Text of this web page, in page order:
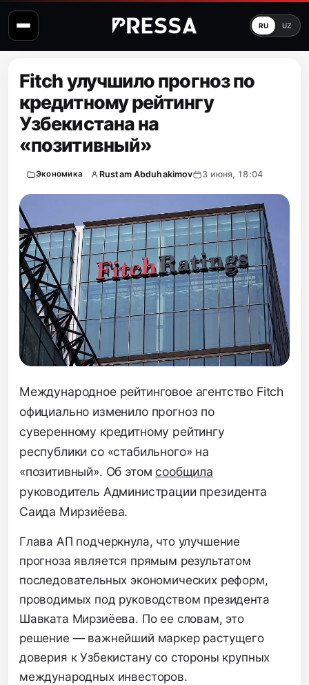
RU UZ
Fitch улучшило прогноз по
кредитному рейтингу
Узбекистана на
«позитивный»
Экономика Rustam Abduhakimov 3 июня, 18:04
Международное рейтинговое агентство Fitch
официально изменило прогноз по
суверенному кредитному рейтингу
республики со «стабильного» на
«позитивный». Об этом сообщила
руководитель Администрации президента
Саида Мирзиёева.
Глава АП подчеркнула, что улучшение
прогноза является прямым результатом
последовательных экономических реформ,
проводимых под руководством президента
Шавката Мирзиёева. По ее словам, это
решение — важнейший маркер растущего
доверия к Узбекистану со стороны крупных
международных инвесторов.